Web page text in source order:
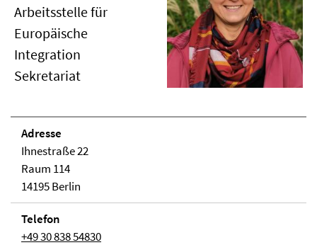
Arbeitsstelle für
Europäische
Integration
Sekretariat
Adresse
Ihnestraße 22
Raum 114
14195 Berlin
Telefon
+49 30 838 54830